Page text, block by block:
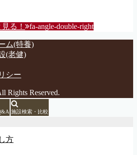
る！ fa-angle-double-right
ム(特養)
(老健)
シー
Rights Reserved.
施設検索・比較
方